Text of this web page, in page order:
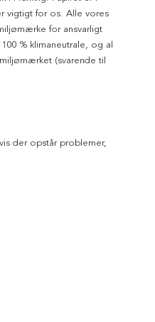
vigtigt for os. Alle vores
for ansvarligt
% klimaneutrale, og al
(svarende til
der opstår problemer,